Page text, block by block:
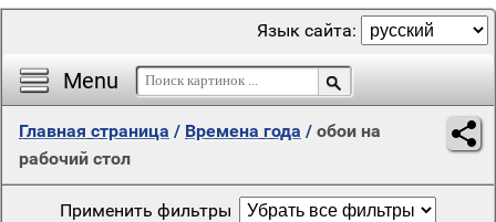
Menu
Язык сайта:
Главная страница / Времена года / обои на
рабочий стол
Применить фильтры